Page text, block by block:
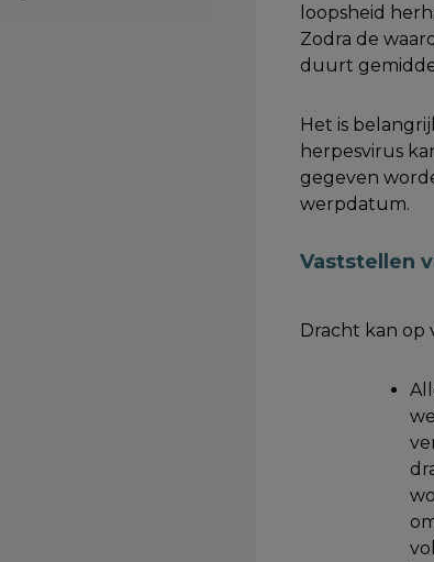
loopsheid
Zodra de
duurt
Het is
herpesvirus
gegeven
werpdatum.
Vaststellen
Dracht kan op